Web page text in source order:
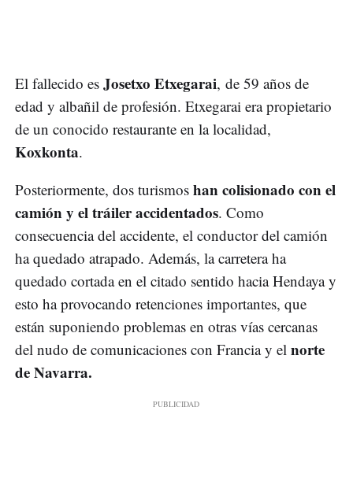
El fallecido es Josetxo Etxegarai, de 59 años de
edad y albañil de profesión. Etxegarai era propietario
de un conocido restaurante en la localidad,
Koxkonta.
Posteriormente, dos turismos han colisionado con el
camión y el tráiler accidentados. Como
consecuencia del accidente, el conductor del camión
ha quedado atrapado. Además, la carretera ha
quedado cortada en el citado sentido hacia Hendaya y
esto ha provocando retenciones importantes, que
están suponiendo problemas en otras vías cercanas
del nudo de comunicaciones con Francia y el norte
de Navarra.